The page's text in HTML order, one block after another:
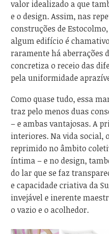
valor idealizado a que
e o design. Assim, nas
construções de
algum edifício é
raramente há aberrações
concretiza o receio das
pela uniformidade
Como quase tudo, essa
traz pelo menos duas
– e ambas vantajosas. A
interiores. Na vida social,
reprimido no âmbito
íntima – e no design,
do lar que se faz
e capacidade criativa da
invejável e inerente
o vazio e o acolhedor.